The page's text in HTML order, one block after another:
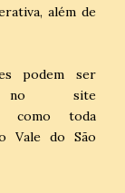
além de
podem ser
no site
como toda
Vale do São